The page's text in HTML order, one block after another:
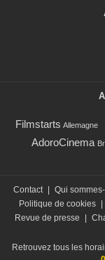
Filmstarts Allemagne
AdoroCinema
Contact Qui
Politique de cookies
Revue de presse
Retrouvez tous les